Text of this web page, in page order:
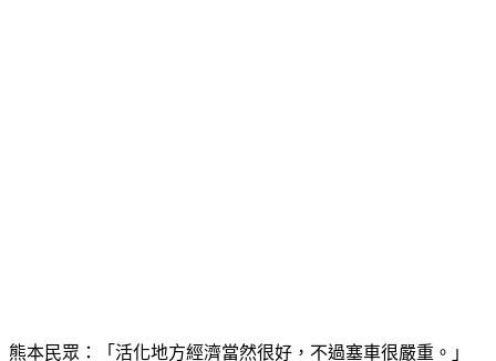
熊本民眾：「活化地方經濟當然很好，不過塞車很嚴重。」